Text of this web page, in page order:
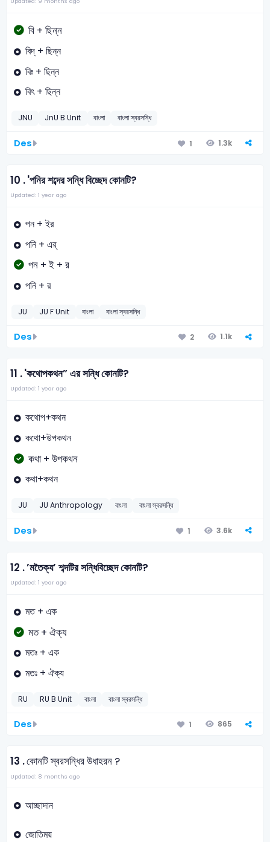
বি + ছিন্ন
বিদ্ + ছিন্ন
বিঃ + ছিন্ন
বিৎ + ছিন্ন
JNU JnU B Unit বাংলা বাংলা স্বরসন্ধি
Des 1 1.3k
10 .'পনির শব্দের সন্ধি বিচ্ছেদ কোনটি?
Updated: 1 year ago
পন + ইর
পনি + এর্
পন + ই + র
পনি + র
JU JU F Unit বাংলা বাংলা স্বরসন্ধি
Des 2 1.1k
11 .'কথোপকথন” এর সন্ধি কোনটি?
Updated: 1 year ago
কথোপ+কথন
কথো+উপকথন
কথা + উপকথন
কথা+কথন
JU JU Anthropology বাংলা বাংলা স্বরসন্ধি
Des 1 3.6k
12 .’মতৈক্য’ শব্দটির সন্ধিবিচ্ছেদ কোনটি?
Updated: 1 year ago
মত + এক
মত + ঐক্য
মতঃ + এক
মতঃ + ঐক্য
RU RU B Unit বাংলা বাংলা স্বরসন্ধি
Des 1 865
13 .কোনটি স্বরসন্ধির উধাহরন ?
Updated: 8 months ago
আচ্ছাদান
জোতিময়